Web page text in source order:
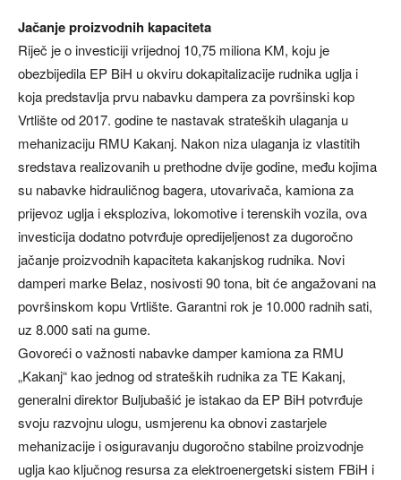
Jačanje proizvodnih kapaciteta
Riječ je o investiciji vrijednoj 10,75 miliona KM, koju je
obezbijedila EP BiH u okviru dokapitalizacije rudnika uglja i
koja predstavlja prvu nabavku dampera za površinski kop
Vrtlište od 2017. godine te nastavak strateških ulaganja u
mehanizaciju RMU Kakanj. Nakon niza ulaganja iz vlastitih
sredstava realizovanih u prethodne dvije godine, među kojima
su nabavke hidrauličnog bagera, utovarivača, kamiona za
prijevoz uglja i eksploziva, lokomotive i terenskih vozila, ova
investicija dodatno potvrđuje opredijeljenost za dugoročno
jačanje proizvodnih kapaciteta kakanjskog rudnika. Novi
damperi marke Belaz, nosivosti 90 tona, bit će angažovani na
površinskom kopu Vrtlište. Garantni rok je 10.000 radnih sati,
uz 8.000 sati na gume.
Govoreći o važnosti nabavke damper kamiona za RMU
„Kakanj“ kao jednog od strateških rudnika za TE Kakanj,
generalni direktor Buljubašić je istakao da EP BiH potvrđuje
svoju razvojnu ulogu, usmjerenu ka obnovi zastarjele
mehanizacije i osiguravanju dugoročno stabilne proizvodnje
uglja kao ključnog resursa za elektroenergetski sistem FBiH i